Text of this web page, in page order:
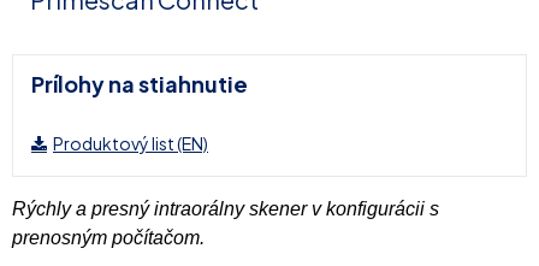
Prílohy na stiahnutie
Produktový list (EN)
Rýchly a presný intraorálny skener v konfigurácii s
prenosným počítačom.